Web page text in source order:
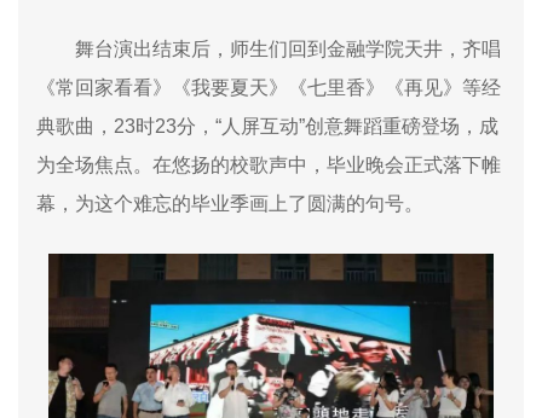
舞台演出结束后，师生们回到金融学院天井，齐唱
《常回家看看》《我要夏天》《七里香》《再见》等经
典歌曲， 23时23分，“人屏互动”创意舞蹈重磅登场，成
为全场焦点。在悠扬的校歌声中，毕业晚会正式落下帷
幕，为这个难忘的毕业季画上了圆满的句号。